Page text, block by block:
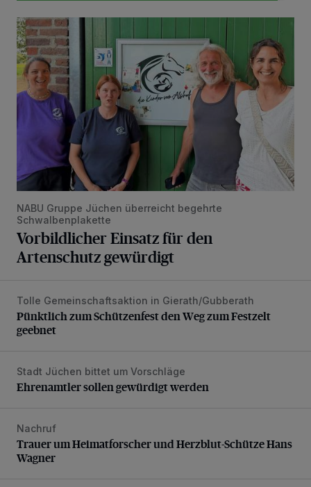
Vorbildlicher Einsatz für den Artenschutz gewürdigt
NABU Gruppe Jüchen überreicht begehrte
Schwalbenplakette
Vorbildlicher Einsatz für den
Artenschutz gewürdigt
Pünktlich zum Schützenfest den Weg zum Festzelt
Tolle Gemeinschaftsaktion in Gierath/Gubberath
Pünktlich zum Schützenfest den Weg zum Festzelt
geebnet
Ehrenamtler sollen gewürdigt werden
Stadt Jüchen bittet um Vorschläge
Ehrenamtler sollen gewürdigt werden
Trauer um Heimatforscher und Herzblut-Schütze Hans
Nachruf
Trauer um Heimatforscher und Herzblut-Schütze Hans
Wagner